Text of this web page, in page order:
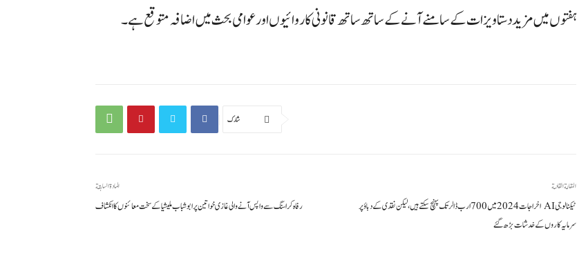
ہفتوں میں مزید دستاویزات کے سامنے آنے کے ساتھ ساتھ قانونی کاروائیوں اور عوامی بحث میں اضافہ متوقع ہے۔
شارك
المادة السابقة
رفاہ کراسنگ سے واپس آنے والی غازی خواتین پر ابوشباب ملیشیا کے سخت معائنوں کا انکشاف
المقالة القادمة
ٹیکنالوجی AI اخراجات 2024 میں 700 ارب ڈالر تک پہنچ سکتے ہیں، لیکن نقدی کے دباؤ پر
سرمایہ کاروں کے خدشات بڑھ گئے